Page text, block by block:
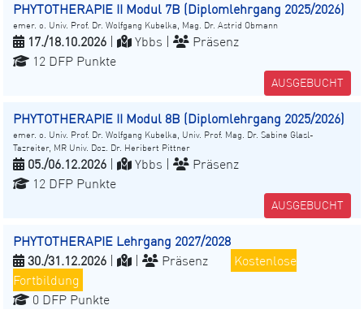
PHYTOTHERAPIE II Modul 7B (Diplomlehrgang 2025/2026)
emer. o. Univ. Prof. Dr. Wolfgang Kubelka, Mag. Dr. Astrid Obmann
17./18.10.2026 Ybbs |
Präsenz
12 DFP Punkte
AUSGEBUCHT
PHYTOTHERAPIE II Modul 8B (Diplomlehrgang 2025/2026)
emer. o. Univ. Prof. Dr. Wolfgang Kubelka, Univ. Prof. Mag. Dr. Sabine Glasl-
Tazreiter, MR Univ. Doz. Dr. Heribert Pittner
05./06.12.2026 Ybbs |
Präsenz
12 DFP Punkte
AUSGEBUCHT
PHYTOTHERAPIE Lehrgang 2027/2028
30./31.12.2026
Präsenz
Kostenlose
Fortbildung
0 DFP Punkte